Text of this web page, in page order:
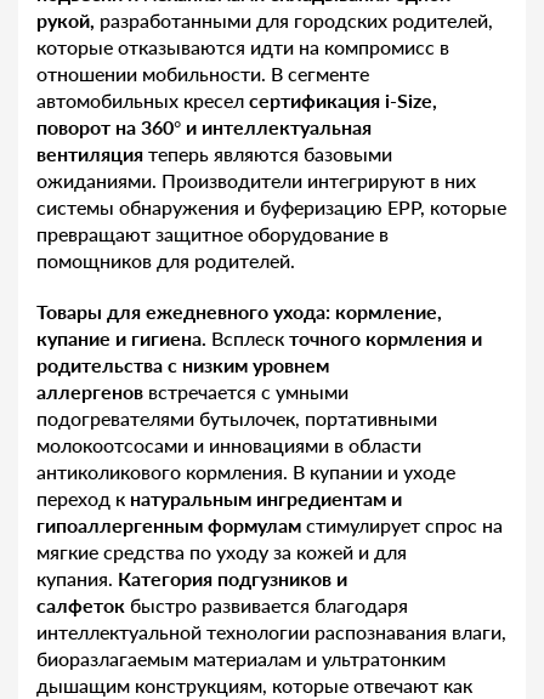
рукой, разработанными для городских родителей,
которые отказываются идти на компромисс в
отношении мобильности. В сегменте
автомобильных кресел сертификация i-Size,
поворот на 360° и интеллектуальная
вентиляция теперь являются базовыми
ожиданиями. Производители интегрируют в них
системы обнаружения и буферизацию EPP, которые
превращают защитное оборудование в
помощников для родителей.
Товары для ежедневного ухода: кормление,
купание и гигиена. Всплеск точного кормления и
родительства с низким уровнем
аллергенов встречается с умными
подогревателями бутылочек, портативными
молокоотсосами и инновациями в области
антиколикового кормления. В купании и уходе
переход к натуральным ингредиентам и
гипоаллергенным формулам стимулирует спрос на
мягкие средства по уходу за кожей и для
купания. Категория подгузников и
салфеток быстро развивается благодаря
интеллектуальной технологии распознавания влаги,
биоразлагаемым материалам и ультратонким
дышащим конструкциям, которые отвечают как